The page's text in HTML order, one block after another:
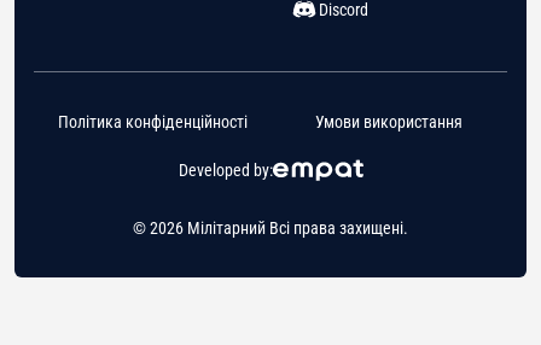
Discord
© 2026 Мілітарний Всі права захищені.
Developed by:
Політика конфіденційності Умови використання